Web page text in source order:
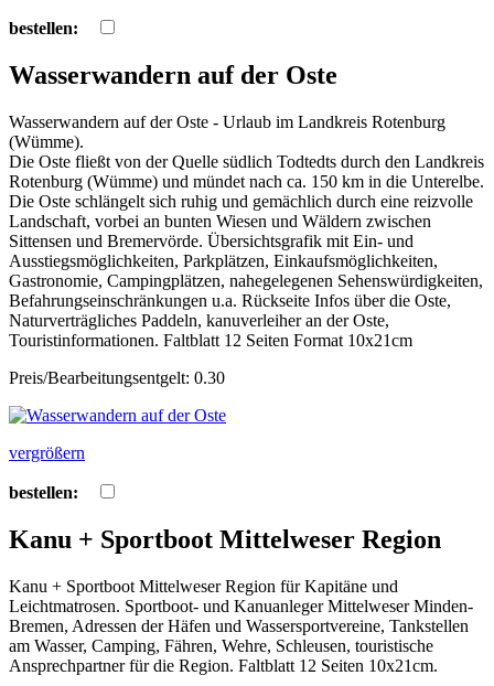
bestellen:
Wasserwandern auf der Oste
Wasserwandern auf der Oste - Urlaub im Landkreis Rotenburg
(Wümme).
Die Oste fließt von der Quelle südlich Todtedts durch den Landkreis
Rotenburg (Wümme) und mündet nach ca. 150 km in die Unterelbe.
Die Oste schlängelt sich ruhig und gemächlich durch eine reizvolle
Landschaft, vorbei an bunten Wiesen und Wäldern zwischen
Sittensen und Bremervörde. Übersichtsgrafik mit Ein- und
Ausstiegsmöglichkeiten, Parkplätzen, Einkaufsmöglichkeiten,
Gastronomie, Campingplätzen, nahegelegenen Sehenswürdigkeiten,
Befahrungseinschränkungen u.a. Rückseite Infos über die Oste,
Naturverträgliches Paddeln, kanuverleiher an der Oste,
Touristinformationen. Faltblatt 12 Seiten Format 10x21cm
Preis/Bearbeitungsentgelt: 0.30
vergrößern
bestellen:
Kanu + Sportboot Mittelweser Region
Kanu + Sportboot Mittelweser Region für Kapitäne und
Leichtmatrosen. Sportboot- und Kanuanleger Mittelweser Minden-
Bremen, Adressen der Häfen und Wassersportvereine, Tankstellen
am Wasser, Camping, Fähren, Wehre, Schleusen, touristische
Ansprechpartner für die Region. Faltblatt 12 Seiten 10x21cm.